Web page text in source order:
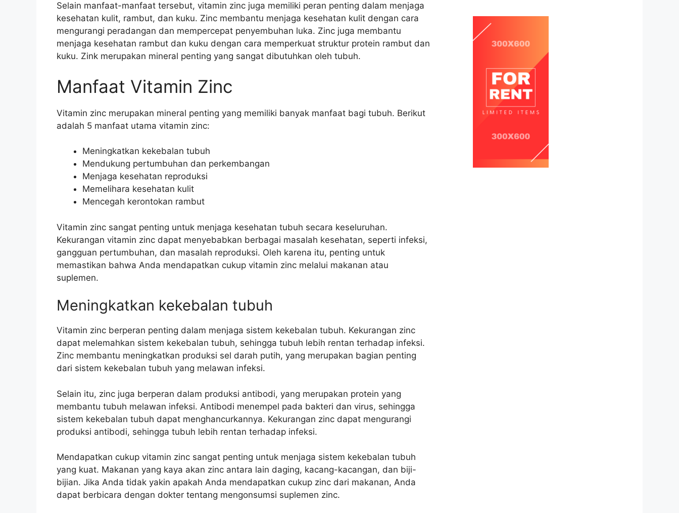
Selain manfaat-manfaat tersebut, vitamin zinc juga memiliki peran penting dalam menjaga
kesehatan kulit, rambut, dan kuku. Zinc membantu menjaga kesehatan kulit dengan cara
mengurangi peradangan dan mempercepat penyembuhan luka. Zinc juga membantu
menjaga kesehatan rambut dan kuku dengan cara memperkuat struktur protein rambut dan
kuku. Zink merupakan mineral penting yang sangat dibutuhkan oleh tubuh.
Manfaat Vitamin Zinc
Vitamin zinc merupakan mineral penting yang memiliki banyak manfaat bagi tubuh. Berikut
adalah 5 manfaat utama vitamin zinc:
Meningkatkan kekebalan tubuh
Mendukung pertumbuhan dan perkembangan
Menjaga kesehatan reproduksi
Memelihara kesehatan kulit
Mencegah kerontokan rambut
Vitamin zinc sangat penting untuk menjaga kesehatan tubuh secara keseluruhan.
Kekurangan vitamin zinc dapat menyebabkan berbagai masalah kesehatan, seperti infeksi,
gangguan pertumbuhan, dan masalah reproduksi. Oleh karena itu, penting untuk
memastikan bahwa Anda mendapatkan cukup vitamin zinc melalui makanan atau
suplemen.
Meningkatkan kekebalan tubuh
Vitamin zinc berperan penting dalam menjaga sistem kekebalan tubuh. Kekurangan zinc
dapat melemahkan sistem kekebalan tubuh, sehingga tubuh lebih rentan terhadap infeksi.
Zinc membantu meningkatkan produksi sel darah putih, yang merupakan bagian penting
dari sistem kekebalan tubuh yang melawan infeksi.
Selain itu, zinc juga berperan dalam produksi antibodi, yang merupakan protein yang
membantu tubuh melawan infeksi. Antibodi menempel pada bakteri dan virus, sehingga
sistem kekebalan tubuh dapat menghancurkannya. Kekurangan zinc dapat mengurangi
produksi antibodi, sehingga tubuh lebih rentan terhadap infeksi.
Mendapatkan cukup vitamin zinc sangat penting untuk menjaga sistem kekebalan tubuh
yang kuat. Makanan yang kaya akan zinc antara lain daging, kacang-kacangan, dan biji-
bijian. Jika Anda tidak yakin apakah Anda mendapatkan cukup zinc dari makanan, Anda
dapat berbicara dengan dokter tentang mengonsumsi suplemen zinc.